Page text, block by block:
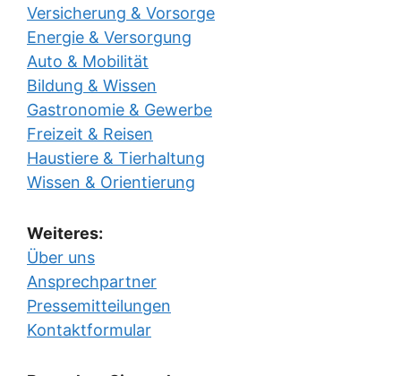
Versicherung & Vorsorge
Energie & Versorgung
Auto & Mobilität
Bildung & Wissen
Gastronomie & Gewerbe
Freizeit & Reisen
Haustiere & Tierhaltung
Wissen & Orientierung
Weiteres:
Über uns
Ansprechpartner
Pressemitteilungen
Kontaktformular